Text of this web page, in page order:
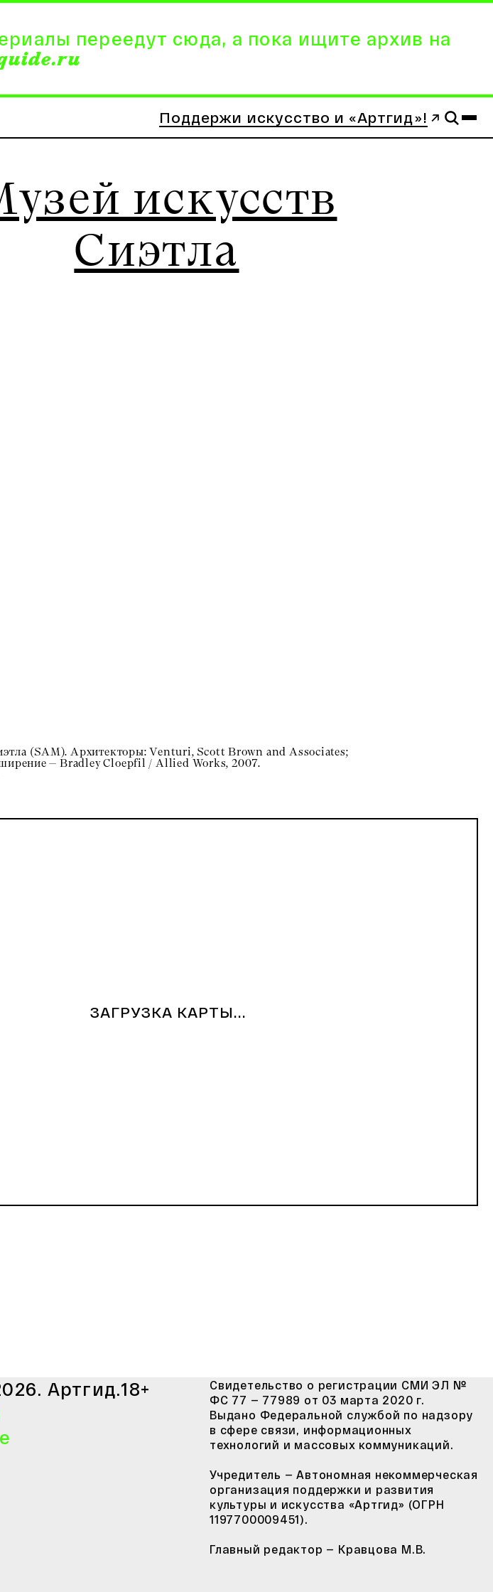
переедут сюда, а пока ищите архив на
Поддержи искусство и «Артгид»!
искусств
Сиэтла
(SAM). Архитекторы: Venturi, Scott Brown and Associates;
— Bradley Cloepfil / Allied Works, 2007.
ЗАГРУЗКА КАРТЫ...
Артгид.18+
Свидетельство о регистрации СМИ ЭЛ №
ФС 77 — 77989 от 03 марта 2020 г.
Выдано Федеральной службой по надзору
в сфере связи, информационных
технологий и массовых коммуникаций.
Учредитель — Автономная некоммерческая
организация поддержки и развития
культуры и искусства «Артгид» (ОГРН
1197700009451).
Главный редактор — Кравцова М.В.